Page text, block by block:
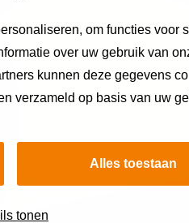
om functies voor
over uw gebruik van
kunnen deze gegevens
verzameld op basis van uw
Alles toestaan
tonen